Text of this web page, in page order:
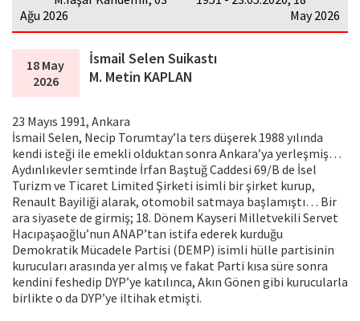
Ağu 2026
May 2026
18 May
2026
İsmail Selen Suikastı
M. Metin KAPLAN
23 Mayıs 1991, Ankara
İsmail Selen, Necip Torumtay’la ters düşerek 1988 yılında
kendi isteği ile emekli olduktan sonra Ankara’ya yerleşmiş…
Aydınlıkevler semtinde İrfan Baştuğ Caddesi 69/B de İsel
Turizm ve Ticaret Limited Şirketi isimli bir şirket kurup,
Renault Bayiliği alarak, otomobil satmaya başlamıştı… Bir
ara siyasete de girmiş; 18. Dönem Kayseri Milletvekili Servet
Hacıpaşaoğlu’nun ANAP’tan istifa ederek kurduğu
Demokratik Mücadele Partisi (DEMP) isimli hülle partisinin
kurucuları arasında yer almış ve fakat Parti kısa süre sonra
kendini feshedip DYP’ye katılınca, Akın Gönen gibi kurucularla
birlikte o da DYP’ye iltihak etmişti.